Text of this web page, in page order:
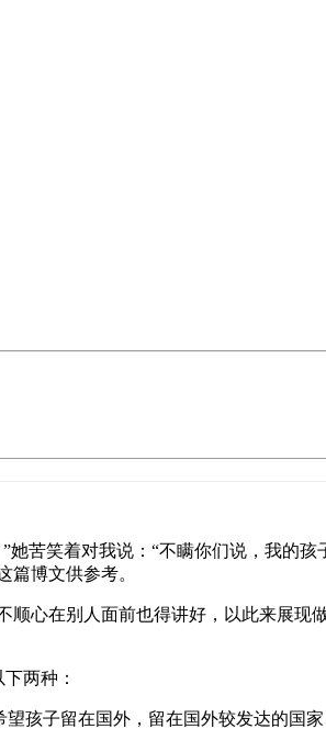
苦笑着对我说：“不瞒你们说，我的
博文供参考。
心在别人面前也得讲好，以此来展现
两种：
孩子留在国外，留在国外较发达的国